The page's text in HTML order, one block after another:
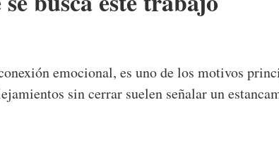
emocional, es uno de los motivos
sin cerrar suelen señalar un